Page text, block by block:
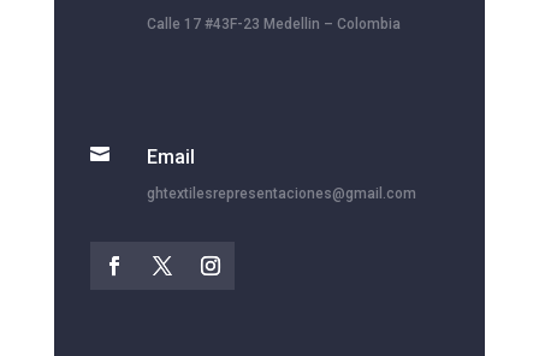
Calle 17 #43F-23 Medellin – Colombia
 Email
ghtextilesrepresentaciones@gmail.com